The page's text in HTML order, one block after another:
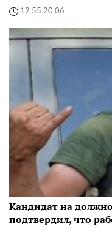
12:55 20.06
Кандидат на
подтвердил, что